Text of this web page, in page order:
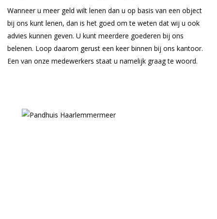
Wanneer u meer geld wilt lenen dan u op basis van een object
bij ons kunt lenen, dan is het goed om te weten dat wij u ook
advies kunnen geven. U kunt meerdere goederen bij ons
belenen. Loop daarom gerust een keer binnen bij ons kantoor.
Een van onze medewerkers staat u namelijk graag te woord.